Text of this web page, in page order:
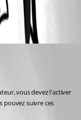
vous devez l'activer
pouvez suivre ces